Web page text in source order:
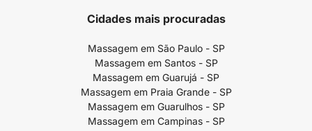
Cidades mais procuradas
Massagem em São Paulo - SP
Massagem em Santos - SP
Massagem em Guarujá - SP
Massagem em Praia Grande - SP
Massagem em Guarulhos - SP
Massagem em Campinas - SP